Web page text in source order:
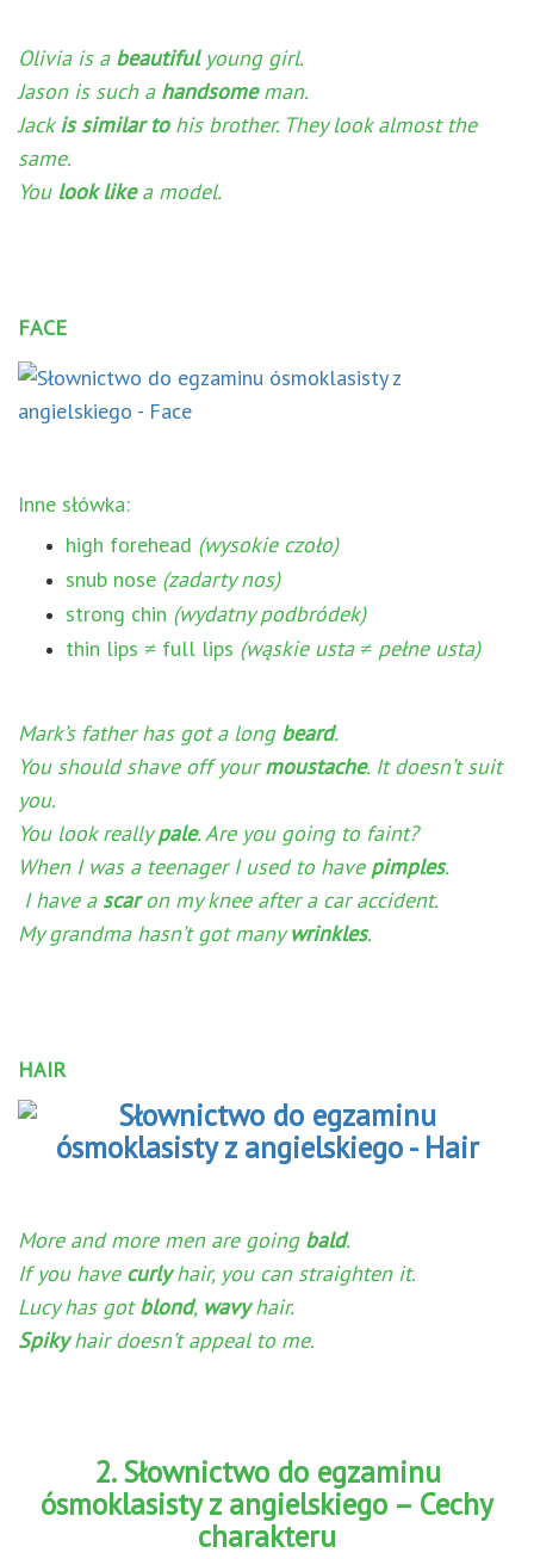
Olivia is a beautifulyoung girl.
Jason is such a handsomeman.
Jackis similar tohis brother. They look almost the
same.
You look likea model.
FACE
Inne słówka:
high forehead (wysokie czoło)
snub nose (zadarty nos)
strong chin (wydatny podbródek)
thin lips ≠ full lips (wąskie usta ≠ pełne usta)
Mark’s father has got a long beard.
You should shave off yourmoustache. It doesn’t suit
you.
You look reallypale. Are you going to faint?
When I was a teenager I used to have pimples.
I have a scaron my knee after a car accident.
My grandma hasn’t got manywrinkles.
HAIR
More and more men are going bald.
If you have curlyhair, you can straighten it.
Lucy has gotblond, wavyhair.
Spikyhair doesn’t appeal to me.
2. Słownictwo do egzaminu
ósmoklasisty z angielskiego – Cechy
charakteru